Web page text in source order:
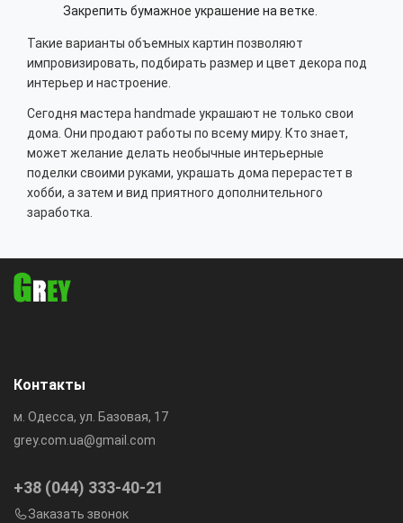
Закрепить бумажное украшение на ветке.
Такие варианты объемных картин позволяют
импровизировать, подбирать размер и цвет декора под
интерьер и настроение.
Сегодня мастера handmade украшают не только свои
дома. Они продают работы по всему миру. Кто знает,
может желание делать необычные интерьерные
поделки своими руками, украшать дома перерастет в
хобби, а затем и вид приятного дополнительного
заработка.
Контакты
м. Одесса, ул. Базовая, 17
grey.com.ua@gmail.com
+38 (044) 333-40-21
Заказать звонок